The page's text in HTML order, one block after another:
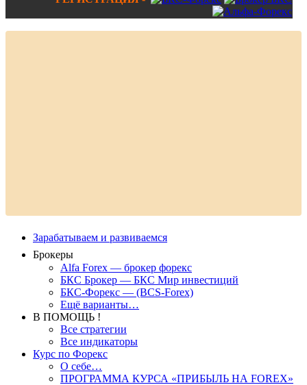
Зарабатываем и развиваемся
Брокеры
Alfa Forex — брокер форекс
БКС Брокер — БКС Мир инвестиций
БКС-Форекс — (BCS-Forex)
Ещё варианты…
В ПОМОЩЬ !
Все стратегии
Все индикаторы
Курс по Форекс
О себе…
ПРОГРАММА КУРСА «ПРИБЫЛЬ НА FOREX»